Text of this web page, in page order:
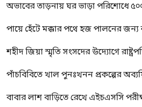
অভাবের তাড়নায় ঘর ভাড়া পরিশোধে ৫০০
পায়ে হেঁটে মক্কার পথে হজ পালনের
শহীদ জিয়া স্মৃতি সংসদের উদ্যোগে
পাঁচবিবিতে খাল পুনঃখনন প্রকল্পের
বাবার লাশ বাড়িতে রেখে এইচএসসি